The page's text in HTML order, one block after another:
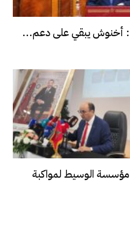
مؤسسة الوسيط لمواكبة